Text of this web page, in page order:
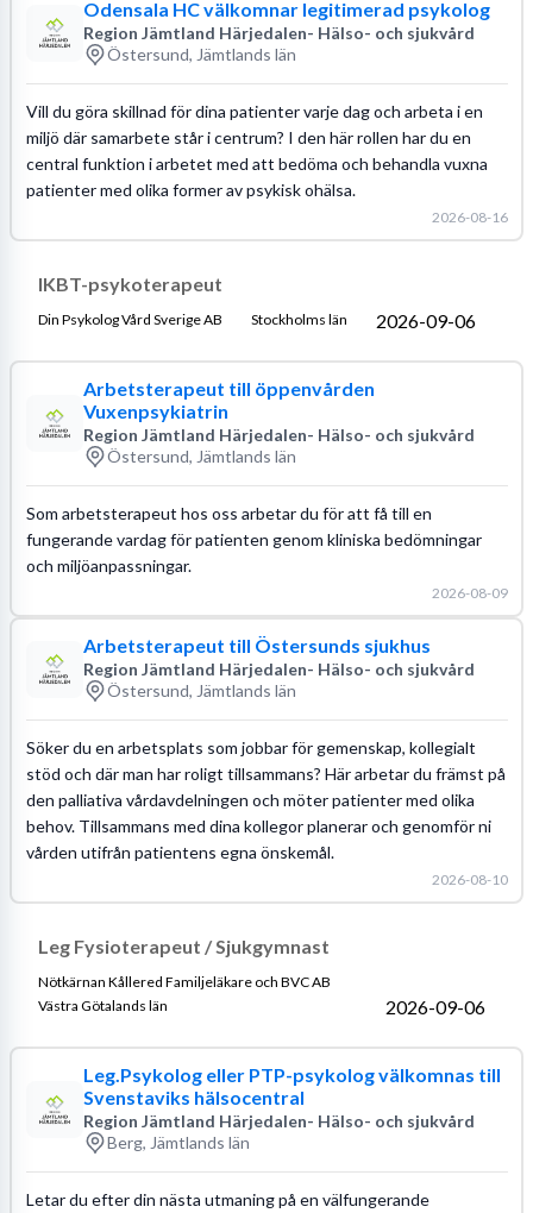
Odensala HC välkomnar legitimerad psykolog
Region Jämtland Härjedalen- Hälso- och sjukvård
Östersund, Jämtlands län
Vill du göra skillnad för dina patienter varje dag och arbeta i en
miljö där samarbete står i centrum? I den här rollen har du en
central funktion i arbetet med att bedöma och behandla vuxna
patienter med olika former av psykisk ohälsa.
2026-08-16
IKBT-psykoterapeut
Din Psykolog Vård Sverige AB Stockholms län 2026-09-06
Arbetsterapeut till öppenvården
Vuxenpsykiatrin
Region Jämtland Härjedalen- Hälso- och sjukvård
Östersund, Jämtlands län
Som arbetsterapeut hos oss arbetar du för att få till en
fungerande vardag för patienten genom kliniska bedömningar
och miljöanpassningar.
2026-08-09
Arbetsterapeut till Östersunds sjukhus
Region Jämtland Härjedalen- Hälso- och sjukvård
Östersund, Jämtlands län
Söker du en arbetsplats som jobbar för gemenskap, kollegialt
stöd och där man har roligt tillsammans? Här arbetar du främst på
den palliativa vårdavdelningen och möter patienter med olika
behov. Tillsammans med dina kollegor planerar och genomför ni
vården utifrån patientens egna önskemål.
2026-08-10
Leg Fysioterapeut / Sjukgymnast
Nötkärnan Kållered Familjeläkare och BVC AB
Västra Götalands län
2026-09-06
Leg.Psykolog eller PTP-psykolog välkomnas till
Svenstaviks hälsocentral
Region Jämtland Härjedalen- Hälso- och sjukvård
Berg, Jämtlands län
Letar du efter din nästa utmaning på en välfungerande